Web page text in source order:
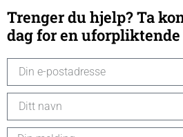
Trenger du hjelp? Ta
dag for en